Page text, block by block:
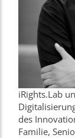
iRights.Lab
des
Familie,